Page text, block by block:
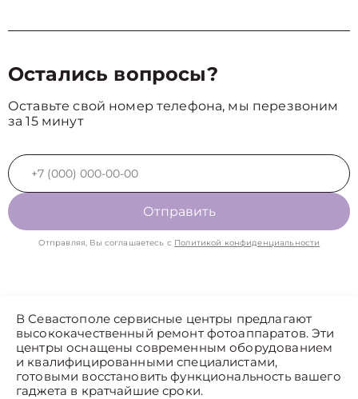
Остались вопросы?
Оставьте свой номер телефона, мы перезвоним
за 15 минут
Отправить
Отправляя, Вы соглашаетесь с Политикой конфиденциальности
В Севастополе сервисные центры предлагают
высококачественный ремонт фотоаппаратов. Эти
центры оснащены современным оборудованием
и квалифицированными специалистами,
готовыми восстановить функциональность вашего
гаджета в кратчайшие сроки.